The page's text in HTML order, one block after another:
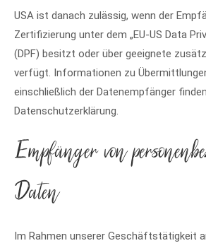
USA ist danach zulässig, wenn der
Zertifizierung unter dem „EU-US Data
(DPF) besitzt oder über geeignete
verfügt. Informationen zu
einschließlich der Datenempfänger
Datenschutzerklärung.
Empfänger von
Daten
Im Rahmen unserer Geschäftstätigkeit